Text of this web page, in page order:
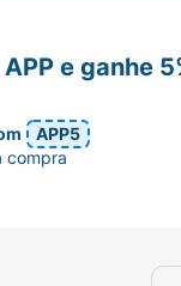
e ganhe
APP5
compra